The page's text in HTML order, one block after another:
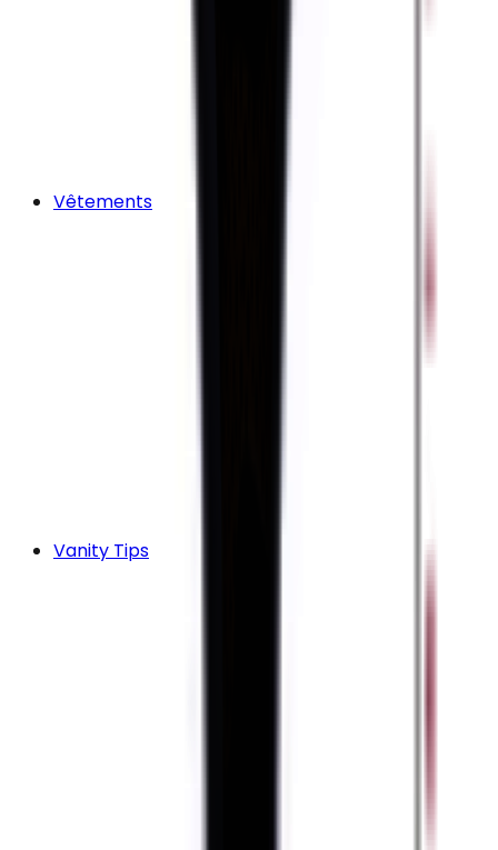
Vêtements
Vanity Tips